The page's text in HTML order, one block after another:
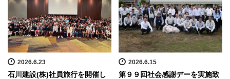
2026.6.23
石川建設(株)社員旅行を開催し
2026.6.15
第９９回社会感謝デーを実施致